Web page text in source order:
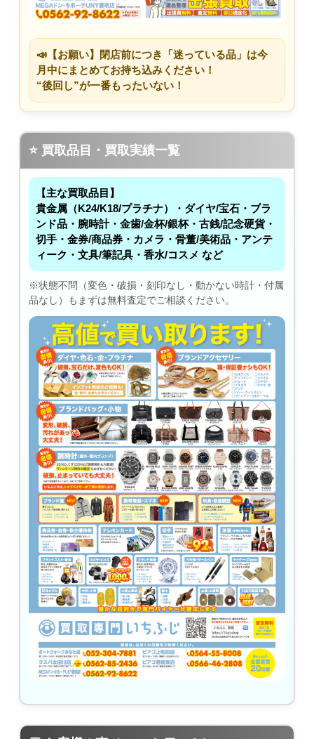
📣【お願い】閉店前につき「迷っている品」は今
月中にまとめてお持ち込みください！
“後回し”が一番もったいない！
⭐ 買取品目・買取実績一覧
【主な買取品目】
貴金属（K24/K18/プラチナ）・ダイヤ/宝石・ブラ
ンド品・腕時計・金歯/金杯/銀杯・古銭/記念硬貨・
切手・金券/商品券・カメラ・骨董/美術品・アンテ
ィーク・文具/筆記具・香水/コスメ など
※状態不問（変色・破損・刻印なし・動かない時計・付属
品なし）もまずは無料査定でご相談ください。